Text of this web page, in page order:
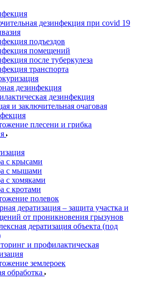
дезинфекция при covid 19
подъездов
помещений
после туберкулеза
транспорта
дезинфекция
дезинфекция
и заключительная очаговая
плесени и грибка
с крысами
с мышами
с хомяками
с кротами
полевок
дератизация – защита участка и
от проникновения грызунов
дератизация объекта (под
и профилактическая
землероек
обработка